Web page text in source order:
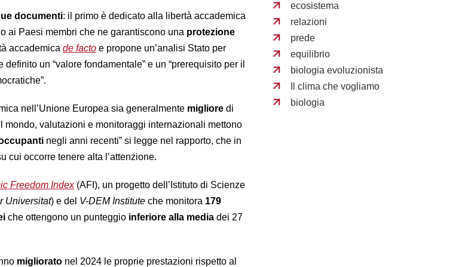
documenti: il primo è dedicato alla libertà accademica
ai Paesi membri che ne garantiscono una protezione
accademica de facto e propone un’analisi Stato per
un “valore fondamentale” e un “prerequisito per il
nell’Unione Europea sia generalmente migliore di
valutazioni e monitoraggi internazionali mettono
negli anni recenti” si legge nel rapporto, che in
cui occorre tenere alta l’attenzione.
Freedom Index (AFI), un progetto dell’Istituto di Scienze
Universitat) e del V-DEM Institute che monitora 179
che ottengono un punteggio inferiore alla media dei 27
migliorato nel 2024 le proprie prestazioni rispetto al
ecosistema
relazioni
prede
equilibrio
biologia evoluzionista
Il clima che vogliamo
biologia